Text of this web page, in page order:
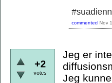
commented Nov
+2
votes
Jeg er
Jeg